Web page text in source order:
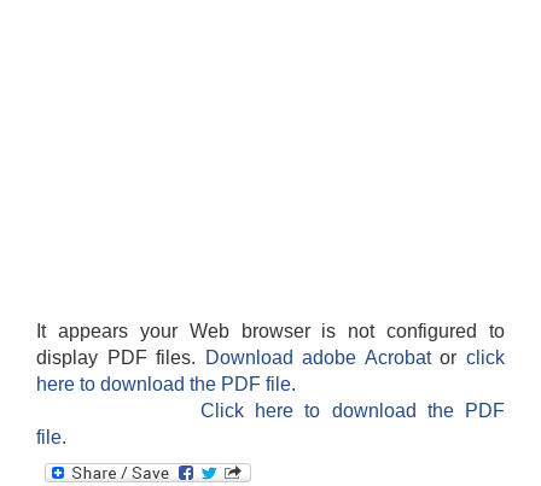
It appears your Web browser is not configured to
display PDF files.
Download adobe Acrobatorclick
here to download the PDF file.
Click here to download the PDF
file.